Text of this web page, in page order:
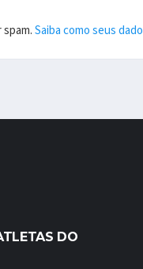
Saiba como seus
DO